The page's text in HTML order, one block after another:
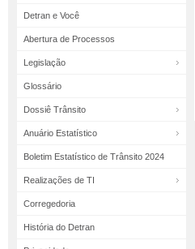
Detran e Você
Abertura de Processos
Legislação
Glossário
Dossiê Trânsito
Anuário Estatístico
Boletim Estatístico de Trânsito 2024
Realizações de TI
Corregedoria
História do Detran